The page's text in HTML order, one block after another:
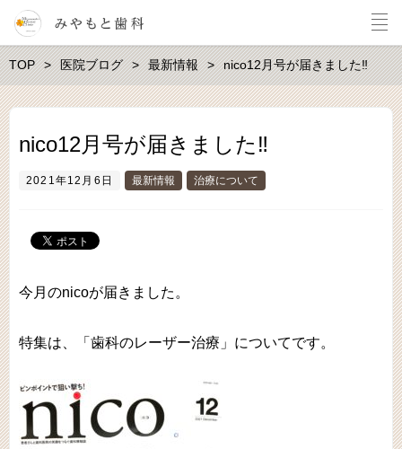
TOP 医院ブログ 最新情報 nico12月号が届きました‼︎
nico12月号が届きました‼︎
2021年12月6日 最新情報 治療について
今月のnicoが届きました。
特集は、「歯科のレーザー治療」についてです。